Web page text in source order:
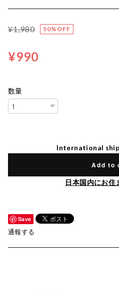
¥1,980 50%OFF
¥990
数量
International
Add to
日本国内にお住
Save
通報する